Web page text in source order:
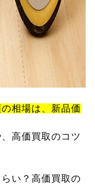
相場は、新品価
高価買取のコツ
い？高価買取の